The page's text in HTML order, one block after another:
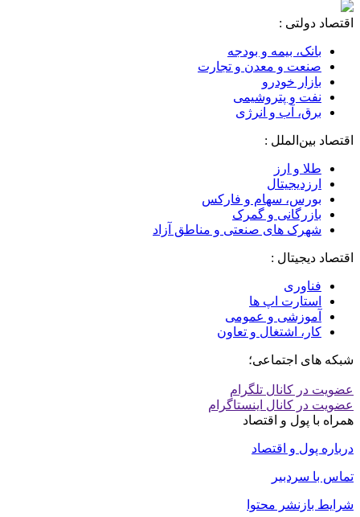
اقتصاد دولتی :
بانک، بیمه و بودجه
صنعت و معدن و تجارت
بازار خودرو
نفت و پتروشیمی
برق، آب و انرژی
اقتصاد بین‌الملل :
طلا و ارز
ارزدیجیتال
بورس، سهام و فارکس
بازرگانی و گمرک
شهرک های صنعتی و مناطق آزاد
اقتصاد دیجیتال :
فناوری
استارت اپ ها
آموزشی و عمومی
کار، اشتغال و تعاون
شبکه های اجتماعی؛
عضویت در کانال تلگرام
عضویت در کانال اینستاگرام
همراه با پول و اقتصاد
درباره پول و اقتصاد
تماس با سردبیر
شرایط بازنشر محتوا